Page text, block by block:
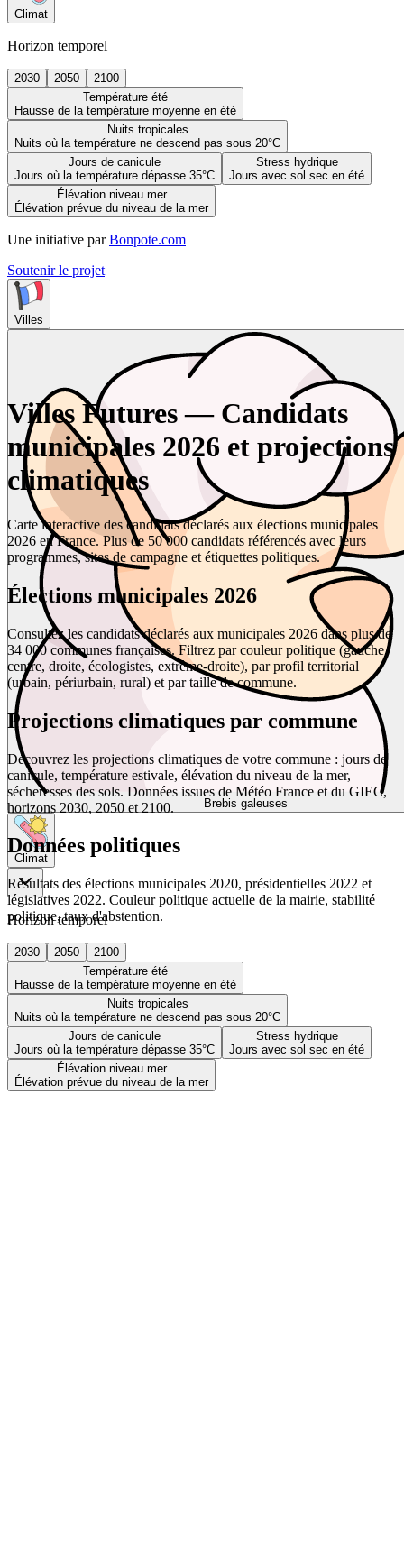
Climat
Horizon temporel
2030 2050
2100
Température été
Hausse de la température moyenne en été
Nuits tropicales
Nuits où la température ne descend pas sous 20°C
Jours de canicule
Jours où la température dépasse 35°C
Stress hydrique
Jours avec sol sec en été
Élévation niveau mer
Élévation prévue du niveau de la mer
Une initiative par Bonpote.com
Soutenir le projet
Villes
Brebis galeuses
Climat
Horizon temporel
2030 2050
2100
Température été
Hausse de la température moyenne en été
Nuits tropicales
Nuits où la température ne descend pas sous 20°C
Jours de canicule
Jours où la température dépasse 35°C
Stress hydrique
Jours avec sol sec en été
Élévation niveau mer
Élévation prévue du niveau de la mer
Villes Futures — Candidats
municipales 2026 et projections
climatiques
Carte interactive des candidats déclarés aux élections municipales
2026 en France. Plus de 50 000 candidats référencés avec leurs
programmes, sites de campagne et étiquettes politiques.
Élections municipales 2026
Consultez les candidats déclarés aux municipales 2026 dans plus de
34 000 communes françaises. Filtrez par couleur politique (gauche,
centre, droite, écologistes, extrême-droite), par profil territorial
(urbain, périurbain, rural) et par taille de commune.
Projections climatiques par commune
Découvrez les projections climatiques de votre commune : jours de
canicule, température estivale, élévation du niveau de la mer,
sécheresses des sols. Données issues de Météo France et du GIEC,
horizons 2030, 2050 et 2100.
Données politiques
Résultats des élections municipales 2020, présidentielles 2022 et
législatives 2022. Couleur politique actuelle de la mairie, stabilité
politique, taux d'abstention.